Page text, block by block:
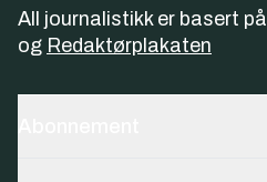
All journalistikk er basert på
og Redaktørplakaten